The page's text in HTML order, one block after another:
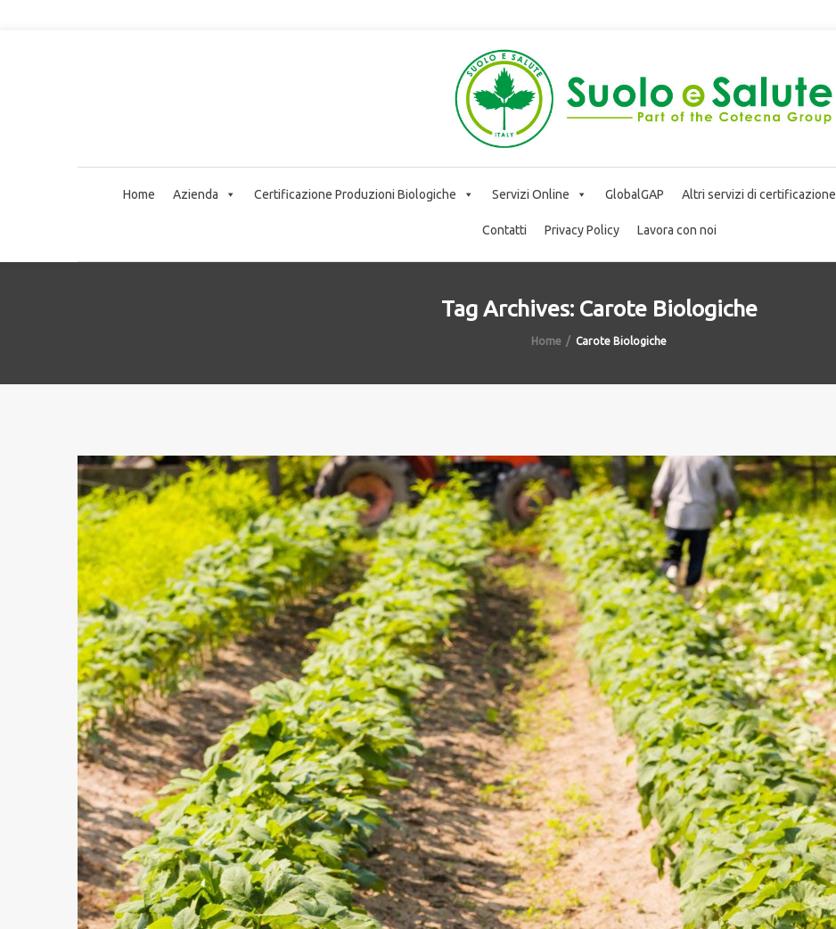
Home Azienda Certificazione Produzioni Biologiche Servizi Online GlobalGAP Altri servizi di certificazione
Contatti Privacy Policy Lavora con noi
Tag Archives: Carote Biologiche
Home Carote Biologiche